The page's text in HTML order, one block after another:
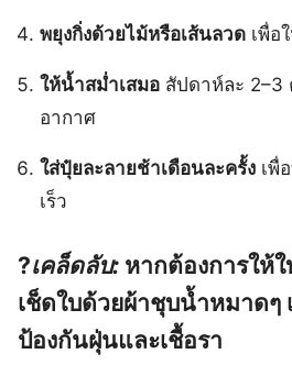
พยุงกิ่งด้วยไม้หรือเส้นลวด เพื่อ
ให้น้ำสม่ำเสมอ สัปดาห์ละ 2–3
อากาศ
ใส่ปุ๋ยละลายช้าเดือนละครั้ง เพื่
เร็ว
?เคล็ดลับ: หากต้องการให้
เช็ดใบด้วยผ้าชุบน้ำหมาดๆ
ป้องกันฝุ่นและเชื้อรา